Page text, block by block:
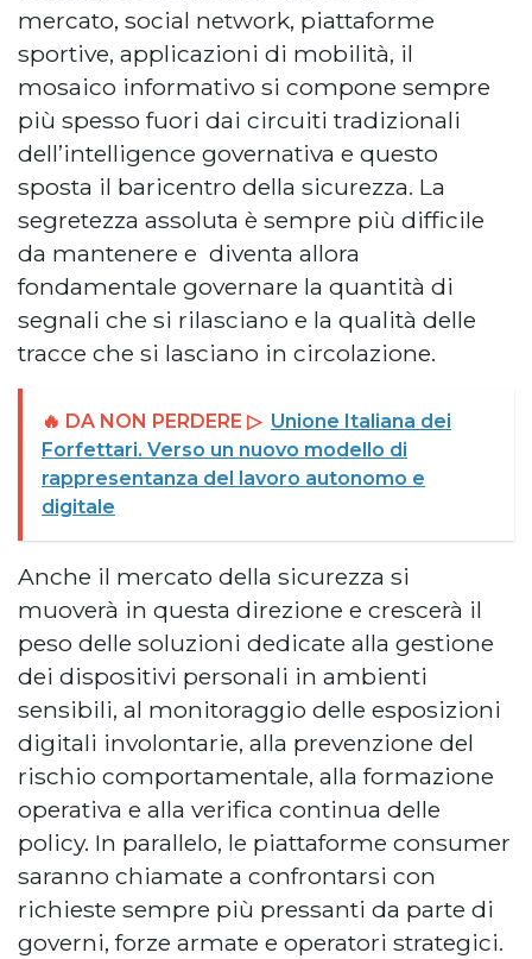
mercato, social network, piattaforme
sportive, applicazioni di mobilità, il
mosaico informativo si compone sempre
più spesso fuori dai circuiti tradizionali
dell’intelligence governativa e questo
sposta il baricentro della sicurezza. La
segretezza assoluta è sempre più difficile
da mantenere e diventa allora
fondamentale governare la quantità di
segnali che si rilasciano e la qualità delle
tracce che si lasciano in circolazione.
🔥 DA NON PERDERE ▷ Unione Italiana dei
Forfettari. Verso un nuovo modello di
rappresentanza del lavoro autonomo e
digitale
Anche il mercato della sicurezza si
muoverà in questa direzione e crescerà il
peso delle soluzioni dedicate alla gestione
dei dispositivi personali in ambienti
sensibili, al monitoraggio delle esposizioni
digitali involontarie, alla prevenzione del
rischio comportamentale, alla formazione
operativa e alla verifica continua delle
policy. In parallelo, le piattaforme consumer
saranno chiamate a confrontarsi con
richieste sempre più pressanti da parte di
governi, forze armate e operatori strategici.